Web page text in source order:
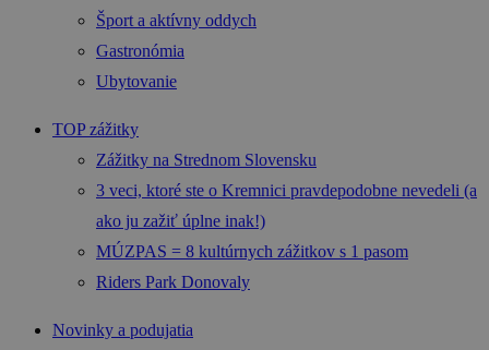
Šport a aktívny oddych
Gastronómia
Ubytovanie
TOP zážitky
Zážitky na Strednom Slovensku
3 veci, ktoré ste o Kremnici pravdepodobne nevedeli (a
ako ju zažiť úplne inak!)
MÚZPAS = 8 kultúrnych zážitkov s 1 pasom
Riders Park Donovaly
Novinky a podujatia